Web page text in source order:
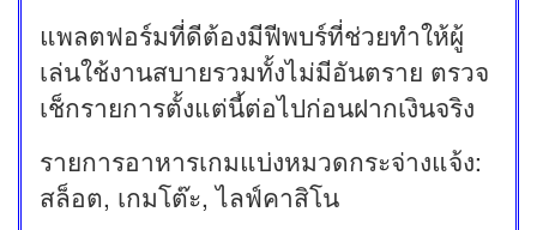
แพลตฟอร์มที่ดีต้องมีฟีพบร์ที่ช่วยทำให้ผู้
เล่นใช้งานสบายรวมทั้งไม่มีอันตราย ตรวจ
เช็กรายการตั้งแต่นี้ต่อไปก่อนฝากเงินจริง
รายการอาหารเกมแบ่งหมวดกระจ่างแจ้ง:
สล็อต, เกมโต๊ะ, ไลฟ์คาสิโน